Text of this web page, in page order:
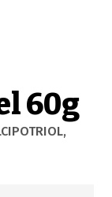
60g